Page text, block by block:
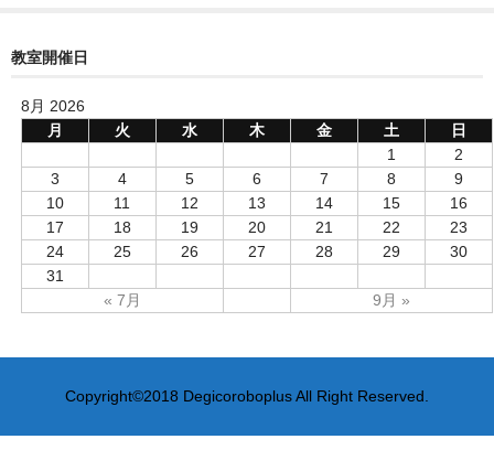
教室開催日
8月 2026
月
火 水 木 金 土
日
1
2
3
4 5 6 7 8
9
10
11 12 13 14 15
16
17
18 19 20 21 22
23
24
25 26 27 28 29
30
31
« 7月
9月 »
Copyright©2018 Degicoroboplus All Right Reserved.